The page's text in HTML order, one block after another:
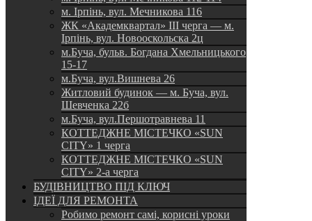
м. Ірпінь, вул. Мечникова 116
ЖК «Академквартал» III черга — м.
Ірпінь, вул. Новооскольска 2ц
м.Буча, бульв. Богдана Хмельницького
15-17
м.Буча, вул.Вишнева 26
Житловий будинок — м. Буча, вул.
Шевченка 22б
м.Буча, вул.Першотравнева 11
КОТТЕДЖНЕ МІСТЕЧКО «SUN
CITY» 1 черга
КОТТЕДЖНЕ МІСТЕЧКО «SUN
CITY» 2-а черга
БУДІВНИЦТВО ПІД КЛЮЧ
ІДЕЇ ДЛЯ РЕМОНТА
Робимо ремонт самі, корисні уроки